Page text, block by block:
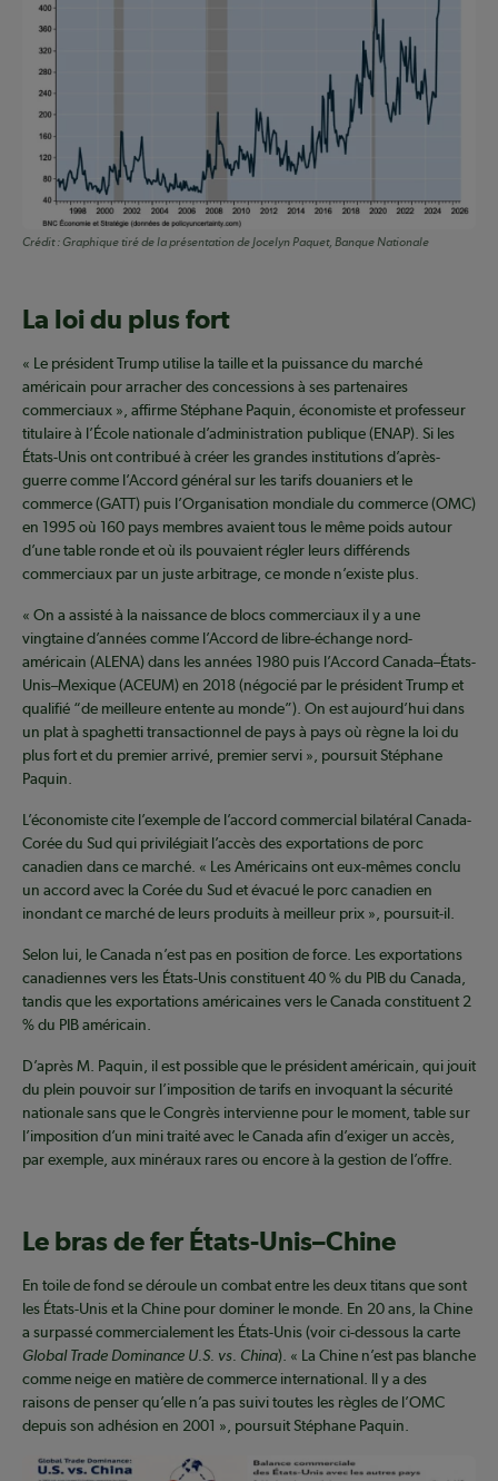
Crédit : Graphique tiré de la présentation de Jocelyn Paquet, Banque Nationale
La loi du plus fort
« Le président Trump utilise la taille et la puissance du marché
américain pour arracher des concessions à ses partenaires
commerciaux », affirme Stéphane Paquin, économiste et professeur
titulaire à l’École nationale d’administration publique (ENAP). Si les
États-Unis ont contribué à créer les grandes institutions d’après-
guerre comme l’Accord général sur les tarifs douaniers et le
commerce (GATT) puis l’Organisation mondiale du commerce (OMC)
en 1995 où 160 pays membres avaient tous le même poids autour
d’une table ronde et où ils pouvaient régler leurs différends
commerciaux par un juste arbitrage, ce monde n’existe plus.
« On a assisté à la naissance de blocs commerciaux il y a une
vingtaine d’années comme l’Accord de libre-échange nord-
américain (ALENA) dans les années 1980 puis l’Accord Canada–États-
Unis–Mexique (ACEUM) en 2018 (négocié par le président Trump et
qualifié “de meilleure entente au monde”). On est aujourd’hui dans
un plat à spaghetti transactionnel de pays à pays où règne la loi du
plus fort et du premier arrivé, premier servi », poursuit Stéphane
Paquin.
L’économiste cite l’exemple de l’accord commercial bilatéral Canada-
Corée du Sud qui privilégiait l’accès des exportations de porc
canadien dans ce marché. « Les Américains ont eux-mêmes conclu
un accord avec la Corée du Sud et évacué le porc canadien en
inondant ce marché de leurs produits à meilleur prix », poursuit-il.
Selon lui, le Canada n’est pas en position de force. Les exportations
canadiennes vers les États-Unis constituent 40 % du PIB du Canada,
tandis que les exportations américaines vers le Canada constituent 2
% du PIB américain.
D’après M. Paquin, il est possible que le président américain, qui jouit
du plein pouvoir sur l’imposition de tarifs en invoquant la sécurité
nationale sans que le Congrès intervienne pour le moment, table sur
l’imposition d’un mini traité avec le Canada afin d’exiger un accès,
par exemple, aux minéraux rares ou encore à la gestion de l’offre.
Le bras de fer États-Unis–Chine
En toile de fond se déroule un combat entre les deux titans que sont
les États-Unis et la Chine pour dominer le monde. En 20 ans, la Chine
a surpassé commercialement les États-Unis (voir ci-dessous la carte
Global Trade Dominance U.S. vs. China). « La Chine n’est pas blanche
comme neige en matière de commerce international. Il y a des
raisons de penser qu’elle n’a pas suivi toutes les règles de l’OMC
depuis son adhésion en 2001 », poursuit Stéphane Paquin.